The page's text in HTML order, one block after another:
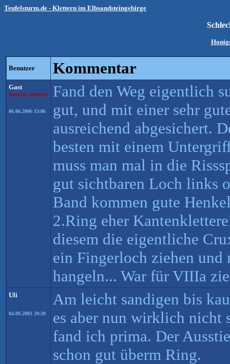
Teufelsturm.de - Klettern im Elbsandsteingebirge
Benutzer Kommentar
Gast
Benutzer gesperrt
06.06.2006 13:06
Fand den Weg eigentlich
gut, und mit einer sehr
ausreichend abgesichert.
besten mit einem
muss man mal in die
gut sichtbaren Loch links
Band kommen gute
2.Ring eher
diesem die eigentliche
ein Fingerloch ziehen und
hangeln... War für VIIIa
Uli
04.09.2003 20:38
Am leicht sandigen bis
es aber nun wirklich nicht
fand ich prima. Der
schon gut überm Ring.